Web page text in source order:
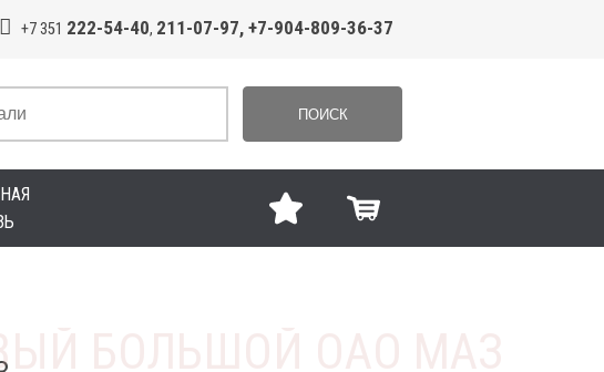
+7 351 222-54-40, 211-07-97, +7-904-809-36-37
ПОИСК